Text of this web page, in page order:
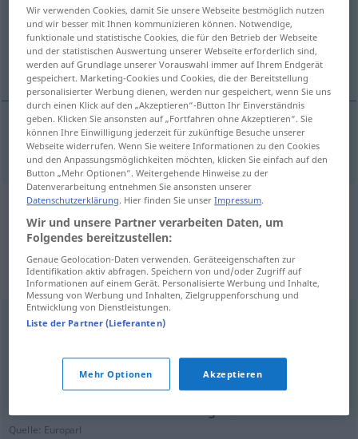
Übersicht aller Übersetzungen
(Für mehr Details die Übersetzung anklicken/antippen)
beunruhigt
beunruhigt perturbed
Beispielsätze aus externen Quellen
für "perturbed"
(nicht von der Langenscheidt Redaktion
geprüft)
Herr Präsident, die Anfrage hat mich beunruhigt, und
Sorge bereitete mir auch die Antwort.
Europarl
Dies bereitet uns besondere Sorgen.
Quelle: Europarl
Wir verwenden Cookies, damit Sie unsere Webseite bestmöglich nutzen
und wir besser mit Ihnen kommunizieren können. Notwendige,
funktionale und statistische Cookies, die für den Betrieb der Webseite
und der statistischen Auswertung unserer Webseite erforderlich sind,
werden auf Grundlage unserer Vorauswahl immer auf Ihrem Endgerät
gespeichert. Marketing-Cookies und Cookies, die der Bereitstellung
personalisierter Werbung dienen, werden nur gespeichert, wenn Sie uns
durch einen Klick auf den „Akzeptieren“-Button Ihr Einverständnis
geben. Klicken Sie ansonsten auf „Fortfahren ohne Akzeptieren“. Sie
können Ihre Einwilligung jederzeit für zukünftige Besuche unserer
Webseite widerrufen. Wenn Sie weitere Informationen zu den Cookies
und den Anpassungsmöglichkeiten möchten, klicken Sie einfach auf den
Button „Mehr Optionen“. Weitergehende Hinweise zu der
Datenverarbeitung entnehmen Sie ansonsten unserer
Datenschutzerklärung. Hier finden Sie unserImpressum.
Wir und unsere Partner verarbeiten Daten, um
Folgendes bereitzustellen:
Genaue Geolocation-Daten verwenden. Geräteeigenschaften zur
Identifikation aktiv abfragen. Speichern von und/oder Zugriff auf
Informationen auf einem Gerät. Personalisierte Werbung und Inhalte,
Messung von Werbung und Inhalten, Zielgruppenforschung und
Entwicklung von Dienstleistungen.
Liste der Partner (Lieferanten)
Mehr Optionen Akzeptieren